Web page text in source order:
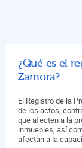
¿Qué es el
Zamora?
El Registro de la
de los actos,
que afecten a la
inmuebles, así
afectan a la